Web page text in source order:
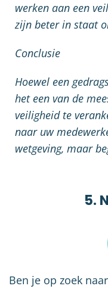
werken aan een
zijn beter in staat
Conclusie
Hoewel een
het een van de
veiligheid te
naar uw
wetgeving, maar
5.
Ben je op zoek